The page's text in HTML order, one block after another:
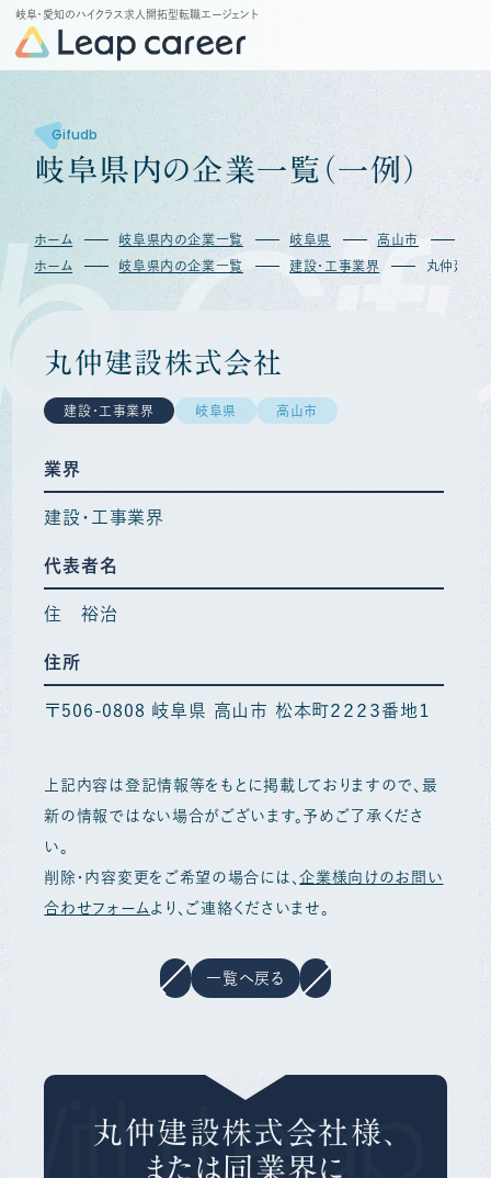
岐阜・愛知のハイクラス求人開拓型転職エージェント
Gifudb
岐阜県 内の企業一覧 （ 一例 ）
ホーム 岐阜県内の企業一覧 岐阜県 高山市
ホーム
岐阜県内の企業一覧 建設・工事業界 丸仲建設
丸仲建設株式会社
建設・工事業界 岐阜県 高山市
業界
建設・工事業界
代表者名
住 裕治
住所
〒506-0808 岐阜県 高山市 松本町２２２３番地１
上記内容は登記情報等をもとに掲載しておりますので、最
新の情報ではない場合がございます。予めご了承くださ
い。
削除・内容変更をご希望の場合には、企業様向けのお問い
合わせフォーム より、ご連絡くださいませ。
一覧へ戻る
Leap
丸仲建設株式会社様、
または同業界に